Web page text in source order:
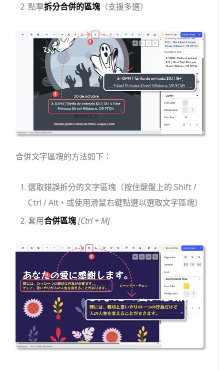
點擊拆分合併的區塊（支援多選）
合併文字區塊的方法如下：
選取錯誤拆分的文字區塊（按住鍵盤上的 Shift /
Ctrl / Alt，或使用滑鼠右鍵點選以選取文字區塊）
套用合併區塊[Ctrl + M]